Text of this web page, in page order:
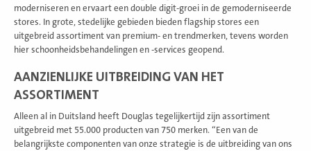
moderniseren en ervaart een double digit-groei in de gemoderniseerde
stores. In grote, stedelijke gebieden bieden flagship stores een
uitgebreid assortiment van premium- en trendmerken, tevens worden
hier schoonheidsbehandelingen en -services geopend.
AANZIENLIJKE UITBREIDING VAN HET
ASSORTIMENT
Alleen al in Duitsland heeft Douglas tegelijkertijd zijn assortiment
uitgebreid met 55.000 producten van 750 merken. “Een van de
belangrijkste componenten van onze strategie is de uitbreiding van ons